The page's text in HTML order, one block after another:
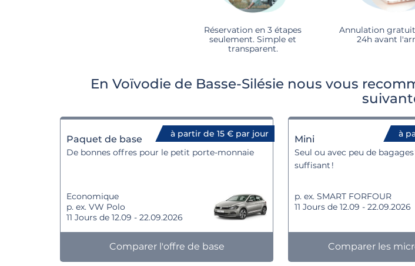
Réservation en 3 étapes
seulement. Simple et
transparent.
Annulation
24h avant
En Voïvodie de Basse-Silésie nous vous
à partir de 15 € par jour
Paquet de base
De bonnes offres pour le petit porte-monnaie
Economique
p. ex. VW Polo
11 Jours de 12.09 - 22.09.2026
Comparer l'offre de base
à
Mini
Seul ou avec peu de
suffisant !
p. ex. SMART FORFOUR
11 Jours de 12.09 - 22.09.2026
Comparer les